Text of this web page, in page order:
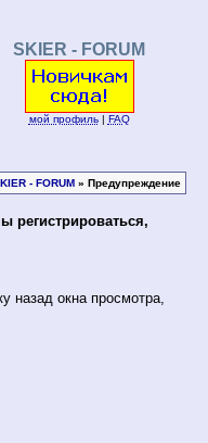
SKIER - FORUM
мой профиль| FAQ
- FORUM » Предупреждение
регистрироваться,
назад окна просмотра,